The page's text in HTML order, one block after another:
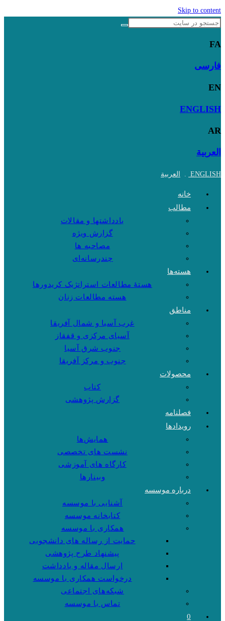
Skip to content
FA
فارسی
EN
ENGLISH
AR
العربية
ENGLISH
. العربية
خانه
مطالب
یادداشتها و مقالات
گزارش ویژه
مصاحبه ها
چندرسانه‌ای
هسته‌ها
هستهٔ مطالعات استراتژیک کریدورها
هسته مطالعات زنان
مناطق
غرب آسیا و شمال آفریقا
آسیای مرکزی و قفقاز
جنوب شرق آسیا
جنوب و مرکز آفریقا
محصولات
کتاب
گزارش پژوهشی
فصلنامه
رویدادها
همایش‌ها
نشست های تخصصی
کارگاه های آموزشی
وبینارها
درباره موسسه
آشنایی با موسسه
کتابخانه موسسه
همکاری با موسسه
حمایت از رساله های دانشجویی
پیشنهاد طرح پژوهشی
ارسال مقاله و یادداشت
درخواست همکاری با موسسه
شبکه‌های اجتماعی
تماس با موسسه
0